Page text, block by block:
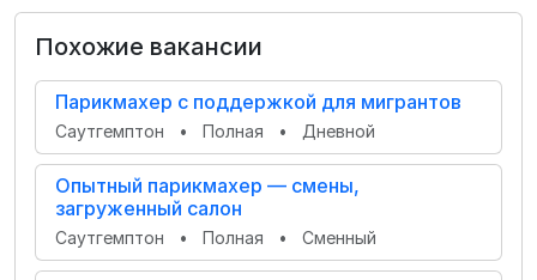
Похожие вакансии
Парикмахер с поддержкой для мигрантов
Саутгемптон • Полная • Дневной
Опытный парикмахер — смены,
загруженный салон
Саутгемптон • Полная • Сменный